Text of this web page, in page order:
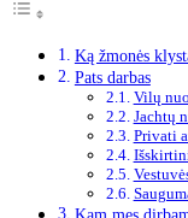
Ką žmonės
Pats darbas
Vilų
Jachtų
Privati